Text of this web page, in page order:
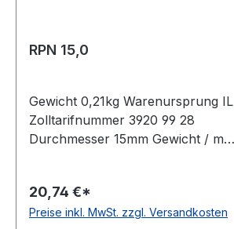
RPN 15,0
Gewicht 0,21kg Warenursprung IL
Zolltarifnummer 3920 99 28
Durchmesser 15mm Gewicht / m
Polyurethan Farbe grün
Rollenlänge 30,5 (außer Ø 2mm =
20,74 €*
Preise inkl. MwSt. zzgl. Versandkosten